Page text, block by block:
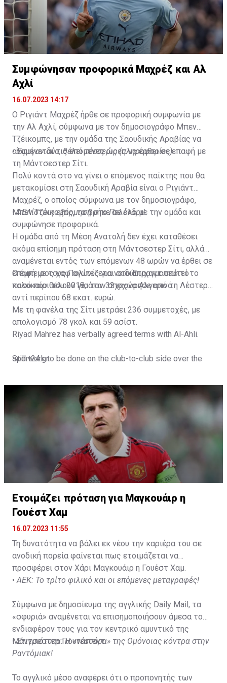
Συμφώνησαν προφορικά Μαχρέζ και Αλ
Αχλί
16.07.2023 14:17
Ο Ριγιάντ Μαχρέζ ήρθε σε προφορική συμφωνία με
την Αλ Αχλί, σύμφωνα με τον δημοσιογράφο Μπεν
Τζέικομπς, με την ομάδα της Σαουδικής Αραβίας να
αναμένεται τις επόμενες ώρες να έρθει σε επαφή με
τη Μάντσεστερ Σίτι.
•Έφυγαν δύο, θέλει τέσσερις (πληροφορίες)
Πολύ κοντά στο να γίνει ο επόμενος παίκτης που θα
μετακομίσει στη Σαουδική Αραβία είναι ο Ριγιάντ
Μαχρέζ, ο οποίος σύμφωνα με τον δημοσιογράφο,
Μπεν Τζέικομπς, τα βρήκε σε όλα με την ομάδα και
συμφώνησε προφορικά.
•ΑΕΛίστικη εξόρμηση στο Πελένδρι!
Η ομάδα από τη Μέση Ανατολή δεν έχει καταθέσει
ακόμα επίσημη πρόταση στη Μάντσεστερ Σίτι, αλλά
αναμένεται εντός των επόμενων 48 ωρών να έρθει σε
επαφή με τους Πολίτες για να διαπραγματευτεί το
ποσό που θέλουν για τον 32χρονο Αλγερινό.
Ο έμπειρος χαφ αγωνίζεται στο Έτιχαντ από το
καλοκαίρι του 2018, όταν αποχώρησε από τη Λέστερ
αντί περίπου 68 εκατ. ευρώ.
Με τη φανέλα της Σίτι μετράει 236 συμμετοχές, με
απολογισμό 78 γκολ και 59 ασίστ.
Riyad Mahrez has verbally agreed terms with Al-Ahli.
Still work to be done on the club-to-club side over the
Not a done deal yet, but Mahrez is keen on the move and
Al-Ahli hope to move fast.🇸🇦
pic.twitter.com/Z0SmniQXIP
— Ben Jacobs (@JacobsBen) July 15, 2023
sport24.gr
Ετοιμάζει πρόταση για Μαγκουάιρ η
Γουέστ Χαμ
16.07.2023 11:55
Τη δυνατότητα να βάλει εκ νέου την καριέρα του σε
ανοδική πορεία φαίνεται πως ετοιμάζεται να
προσφέρει στον Χάρι Μαγκουάιρ η Γουέστ Χαμ.
•ΑΕΚ: Το τρίτο φιλικό και οι επόμενες μεταγραφές!
Σύμφωνα με δημοσίευμα της αγγλικής Daily Mail, τα
«σφυριά» αναμένεται να επισημοποιήσουν άμεσα το
ενδιαφέρον τους για τον κεντρικό αμυντικό της
Μάντσεστερ Γιουνάιτεντ.
•Στιγμιότυπα: H «τεσσάρα» της Ομόνοιας κόντρα στην
Ραντόμιακ!
To αγγλικό μέσο αναφέρει ότι ο προπονητής των